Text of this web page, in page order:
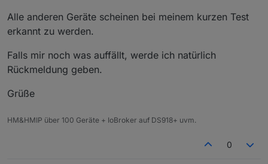
Alle anderen Geräte scheinen bei meinem kurzen Test
erkannt zu werden.
Falls mir noch was auffällt, werde ich natürlich
Rückmeldung geben.
Grüße
HM&HMIP über 100 Geräte + IoBroker auf DS918+ uvm.
0